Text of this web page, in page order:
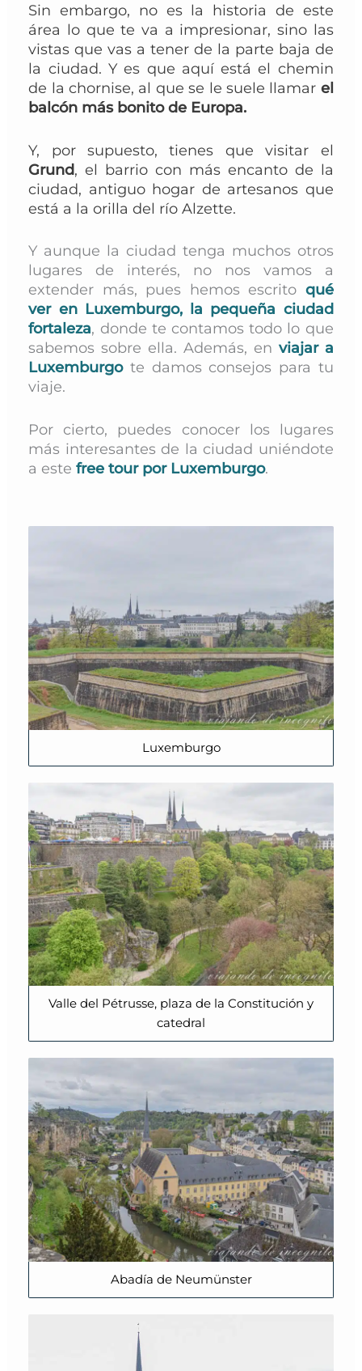
Sin embargo, no es la historia de este
área lo que te va a impresionar, sino las
vistas que vas a tener de la parte baja de
la ciudad. Y es que aquí estáel chemin
de la chornise, al que se le suele llamar el
balcón más bonito de Europa.
Y, por supuesto, tienes que visitar el
Grund, el barrio con más encanto de la
ciudad, antiguo hogar de artesanos que
está a la orilla del río Alzette.
Y aunque la ciudad tenga muchos otros
lugares de interés, no nos vamos a
extender más, pues hemos escrito qué
ver en Luxemburgo, la pequeña ciudad
fortaleza, donde te contamos todo lo que
sabemos sobre ella. Además, en viajar a
Luxemburgote damos consejos para tu
viaje.
Por cierto, puedes conocer los lugares
más interesantes de la ciudad uniéndote
a estefree tour por Luxemburgo.
Luxemburgo
Valle del Pétrusse, plaza de la Constitución y
catedral
Abadía de Neumünster